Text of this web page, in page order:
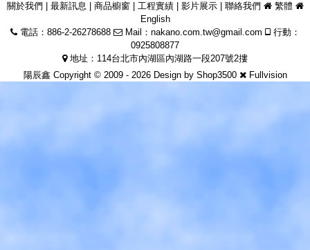
關於我們 最新訊息 商品櫥窗| 工程實績| 影片展示| 聯絡我們
繁體
English
電話：886-2-26278688
Mail： nakano.com.tw@gmail.com
行動：
0925808877
地址：114台北市內湖區內湖路一段207號2摟
陽辰鑫 Copyright © 2009 - 2026 Design by Shop3500 Fullvision